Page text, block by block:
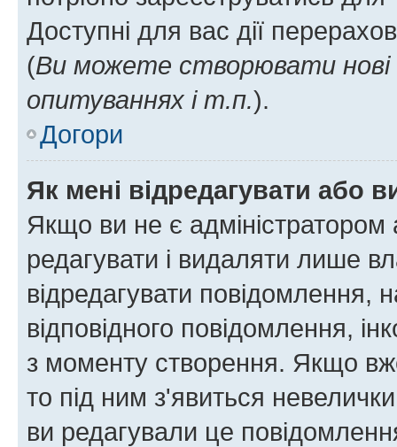
Доступні для вас дії
(Ви можете створювати
опитуваннях і т.п.).
Догори
Як мені відредагувати або
Якщо ви не є
редагувати і видаляти лише
відредагувати повідомлення,
відповідного повідомлення,
з моменту створення. Якщо
то під ним з'явиться
ви редагували це